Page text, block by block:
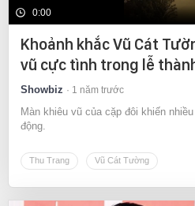
0:00
Khoảnh khắc Vũ Cát
vũ cực tình trong lễ
Showbiz 1 năm trước
Màn khiêu vũ của cặp đôi khiến
động.
Thu Trang Vũ Cát Tường